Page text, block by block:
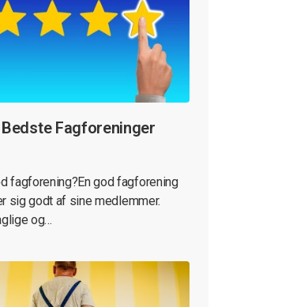
Fagforeninger
fagforening?En god fagforening
sig godt af sine medlemmer.
og…